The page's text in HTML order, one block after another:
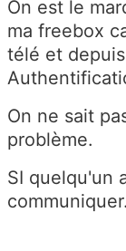
On est le
ma freebox
télé et
On ne sait
problème.
SI quelqu'un
communiquer.